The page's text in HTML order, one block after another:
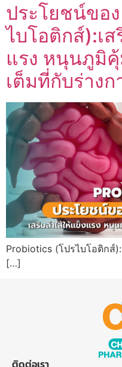
ประโยชน์ขอ
ไบโอติกส์):เ
แรง หนุนภูมิ
เต็มที่กับร่างก
Probiotics (โปรไบโอติกส์
[…]
ติดต่อเรา